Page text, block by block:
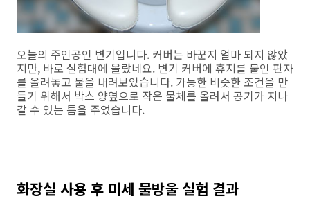
오늘의 주인공인 변기입니다. 커버는 바꾼지 얼마 되지 않았
지만, 바로 실험대에 올랐네요. 변기 커버에 휴지를 붙인 판자
를 올려놓고 물을 내려보았습니다. 가능한 비슷한 조건을 만
들기 위해서 박스 양옆으로 작은 물체를 올려서 공기가 지나
갈 수 있는 틈을 주었습니다.
화장실 사용 후 미세 물방울 실험 결과